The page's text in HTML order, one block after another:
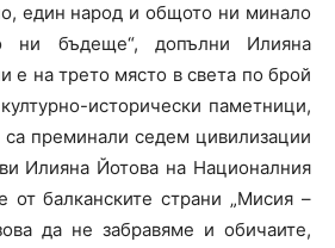
един народ и общото ни минало
ни бъдеще“, допълни Илияна
е на трето място в света по брой
исторически паметници,
преминали седем цивилизации
Илияна Йотова на Националния
от балканските страни „Мисия –
да не забравяме и обичаите,